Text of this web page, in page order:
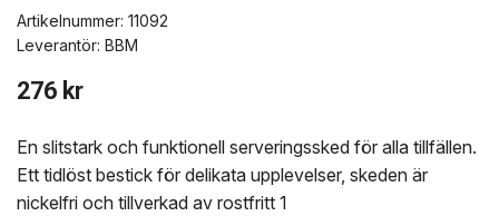
Artikelnummer: 11092
Leverantör: BBM
276 kr
En slitstark och funktionell serveringssked för alla tillfällen.
Ett tidlöst bestick för delikata upplevelser, skeden är
nickelfri och tillverkad av rostfritt 1